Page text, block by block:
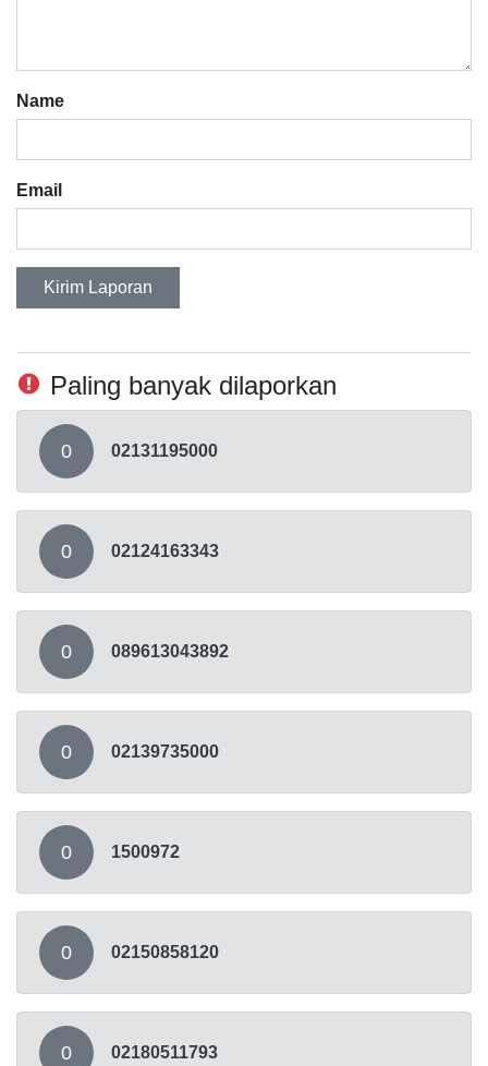
Name
Email
Kirim Laporan
Paling banyak dilaporkan
0 02131195000
0 02124163343
0 089613043892
0 02139735000
0 1500972
0 02150858120
0 02180511793